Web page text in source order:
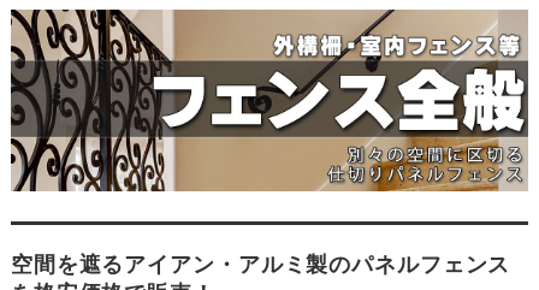
空間を遮るアイアン・アルミ製のパネルフェンス